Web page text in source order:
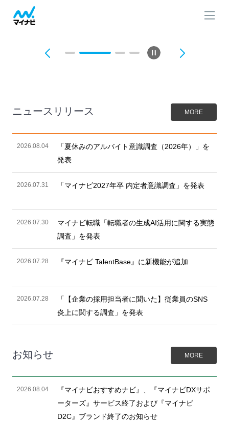
ニュースリリース MORE
2026.08.04
「夏休みのアルバイト意識調査（2026年）」を
発表
2026.07.31 「マイナビ2027年卒 内定者意識調査」を発表
2026.07.30
マイナビ転職「転職者の生成AI活用に関する実態
調査」を発表
2026.07.28 『マイナビ TalentBase』に新機能が追加
2026.07.28
「【企業の採用担当者に聞いた】従業員のSNS
炎上に関する調査」を発表
お知らせ MORE
2026.08.04
『マイナビおすすめナビ』、『マイナビDXサポ
ーターズ』サービス終了および『マイナビ
D2C』ブランド終了のお知らせ